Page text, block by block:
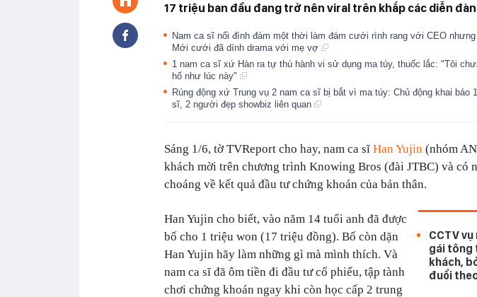
17 triệu ban đầu đang trở nên viral trên khắp các diễn
Nam ca sĩ nổi đình đám một thời làm đám cưới rình rang với CEO nhưng
Mới cưới đã dính drama với mẹ vợ
1 nam ca sĩ xứ Hàn ra tự thú hành vi sử dụng ma túy, thuốc lắc: "Tôi
hổ như lúc này"
Rúng động xứ Trung vụ 2 nam ca sĩ bị bắt vì ma túy: Chủ động khai báo
sĩ, 2 người đẹp showbiz liên quan
Sáng 1/6, tờ TVReport cho hay, nam ca sĩ Han Yujin (nhóm
khách mời trên chương trình Knowing Bros (đài JTBC) và có
choáng về kết quả đầu tư chứng khoán của bản thân.
CCTV
gái tông
khách,
đuổi
Han Yujin cho biết, vào năm 14 tuổi anh đã được
bố cho 1 triệu won (17 triệu đồng). Bố còn dặn
Han Yujin hãy làm những gì mà mình thích. Và
nam ca sĩ đã ôm tiền đi đầu tư cổ phiếu, tập tành
chơi chứng khoán ngay khi còn học cấp 2 trung